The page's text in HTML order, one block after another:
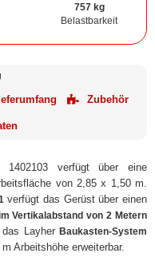
757 kg
Belastbarkeit
Zubehör
verfügt über eine
von 2,85 x 1,50 m.
verfügt das Gerüst über einen
Vertikalabstand von 2 Metern
Layher Baukasten-System
Arbeitshöhe erweiterbar.